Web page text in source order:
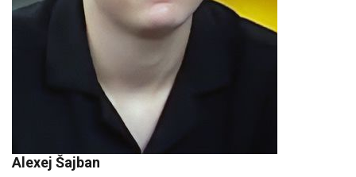
Alexej Šajban